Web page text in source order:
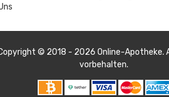
© 2018 - 2026 Online-Apotheke.
vorbehalten.